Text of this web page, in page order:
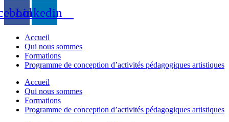
Linkedin
Accueil
Qui nous sommes
Formations
Programme de conception d’activités pédagogiques artistiques
Accueil
Qui nous sommes
Formations
Programme de conception d’activités pédagogiques artistiques